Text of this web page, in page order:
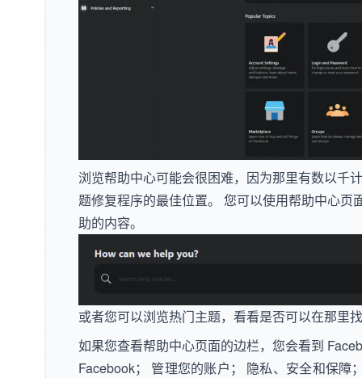
浏览帮助中心可能会很困难，因为那里有数以千
题修复程序的最佳位置。 您可以使用帮助中心页
助的内容。
或者您可以浏览热门主题，看看是否可以在那里
如果您查看帮助中心页面的边栏，您会看到
Facebook； 管理您的账户； 隐私、安全和保障